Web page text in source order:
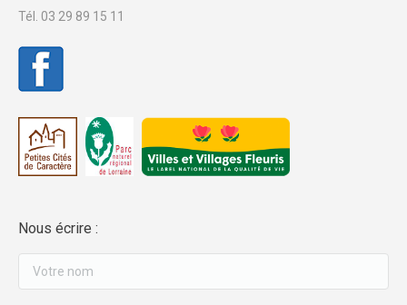
Tél. 03 29 89 15 11
Nous écrire :